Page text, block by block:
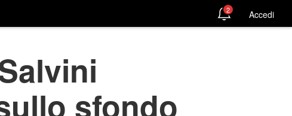
2 Accedi
sfondo